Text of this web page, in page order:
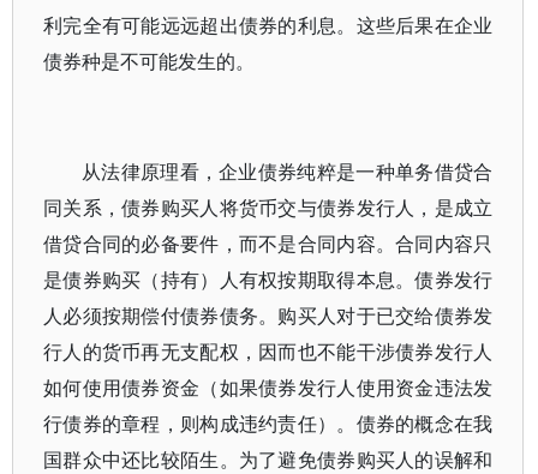
利完全有可能远远超出债券的利息。这些后果在企业
债券种是不可能发生的。
从法律原理看，企业债券纯粹是一种单务借贷合
同关系，债券购买人将货币交与债券发行人，是成立
借贷合同的必备要件，而不是合同内容。合同内容只
是债券购买（持有）人有权按期取得本息。债券发行
人必须按期偿付债券债务。购买人对于已交给债券发
行人的货币再无支配权，因而也不能干涉债券发行人
如何使用债券资金（如果债券发行人使用资金违法发
行债券的章程，则构成违约责任）。债券的概念在我
国群众中还比较陌生。为了避免债券购买人的误解和